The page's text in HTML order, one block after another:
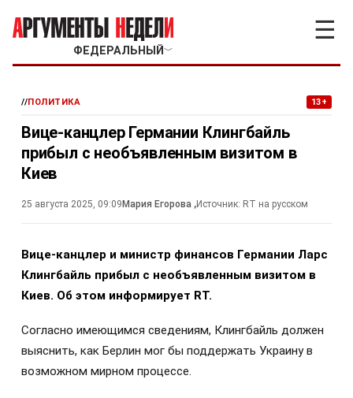
ФЕДЕРАЛЬНЫЙ ﹀
☰
//ПОЛИТИКА 13+
Вице-канцлер Германии Клингбайль
прибыл с необъявленным визитом в
Киев
25 августа 2025, 09:09 Мария Егорова ,Источник: RT на русском
Вице-канцлер и министр финансов Германии Ларс
Клингбайль прибыл с необъявленным визитом в
Киев. Об этом информирует RT.
Согласно имеющимся сведениям, Клингбайль должен
выяснить, как Берлин мог бы поддержать Украину в
возможном мирном процессе.